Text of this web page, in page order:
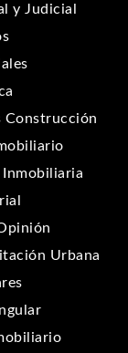
y Judicial
Construcción
Urbana